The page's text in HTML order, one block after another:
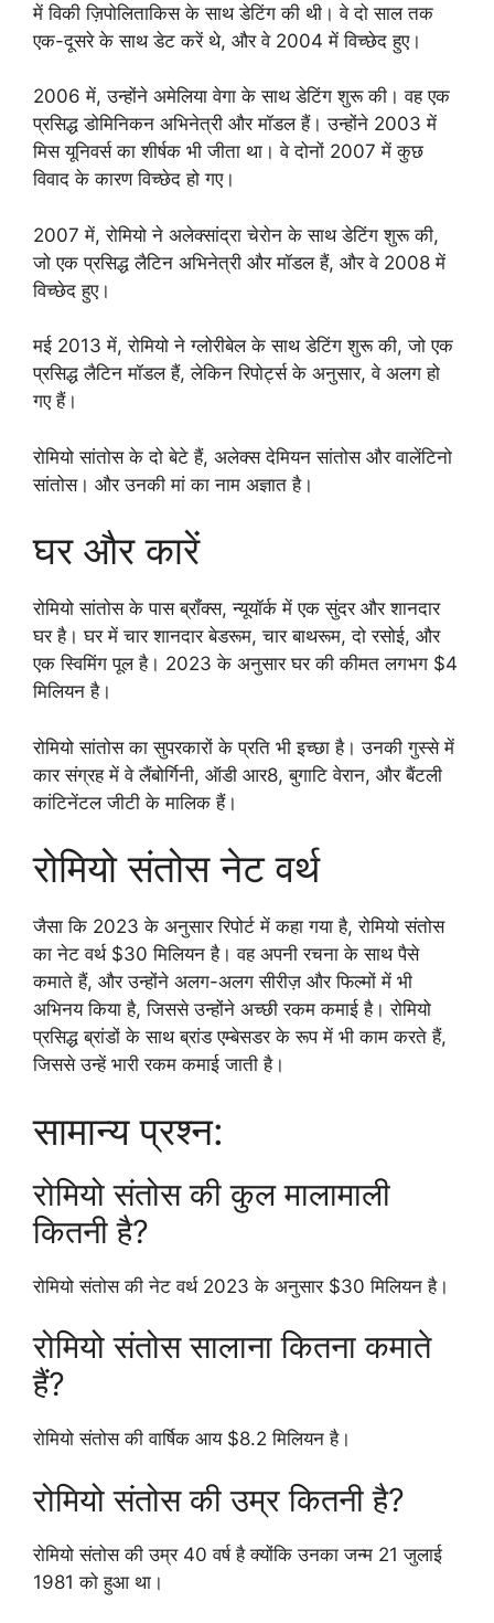
में विकी ज़िपोलिताकिस के साथ डेटिंग की थी। वे दो साल तक
एक-दूसरे के साथ डेट करें थे, और वे 2004 में विच्छेद हुए।
2006 में, उन्होंने अमेलिया वेगा के साथ डेटिंग शुरू की। वह एक
प्रसिद्ध डोमिनिकन अभिनेत्री और मॉडल हैं। उन्होंने 2003 में
मिस यूनिवर्स का शीर्षक भी जीता था। वे दोनों 2007 में कुछ
विवाद के कारण विच्छेद हो गए।
2007 में, रोमियो ने अलेक्सांद्रा चेरोन के साथ डेटिंग शुरू की,
जो एक प्रसिद्ध लैटिन अभिनेत्री और मॉडल हैं, और वे 2008 में
विच्छेद हुए।
मई 2013 में, रोमियो ने ग्लोरीबेल के साथ डेटिंग शुरू की, जो एक
प्रसिद्ध लैटिन मॉडल हैं, लेकिन रिपोर्ट्स के अनुसार, वे अलग हो
गए हैं।
रोमियो सांतोस के दो बेटे हैं, अलेक्स देमियन सांतोस और वालेंटिनो
सांतोस। और उनकी मां का नाम अज्ञात है।
घर और कारें
रोमियो सांतोस के पास ब्रॉंक्स, न्यूयॉर्क में एक सुंदर और शानदार
घर है। घर में चार शानदार बेडरूम, चार बाथरूम, दो रसोई, और
एक स्विमिंग पूल है। 2023 के अनुसार घर की कीमत लगभग $4
मिलियन है।
रोमियो सांतोस का सुपरकारों के प्रति भी इच्छा है। उनकी गुस्से में
कार संग्रह में वे लैंबोर्गिनी, ऑडी आर8, बुगाटि वेरान, और बैंटली
कांटिनेंटल जीटी के मालिक हैं।
रोमियो संतोस नेट वर्थ
जैसा कि 2023 के अनुसार रिपोर्ट में कहा गया है, रोमियो संतोस
का नेट वर्थ $30 मिलियन है। वह अपनी रचना के साथ पैसे
कमाते हैं, और उन्होंने अलग-अलग सीरीज़ और फिल्मों में भी
अभिनय किया है, जिससे उन्होंने अच्छी रकम कमाई है। रोमियो
प्रसिद्ध ब्रांडों के साथ ब्रांड एम्बेसडर के रूप में भी काम करते हैं,
जिससे उन्हें भारी रकम कमाई जाती है।
सामान्य प्रश्न:
रोमियो संतोस की कुल मालामाली
कितनी है?
रोमियो संतोस की नेट वर्थ 2023 के अनुसार $30 मिलियन है।
रोमियो संतोस सालाना कितना कमाते
हैं?
रोमियो संतोस की वार्षिक आय $8.2 मिलियन है।
रोमियो संतोस की उम्र कितनी है?
रोमियो संतोस की उम्र 40 वर्ष है क्योंकि उनका जन्म 21 जुलाई
1981 को हुआ था।